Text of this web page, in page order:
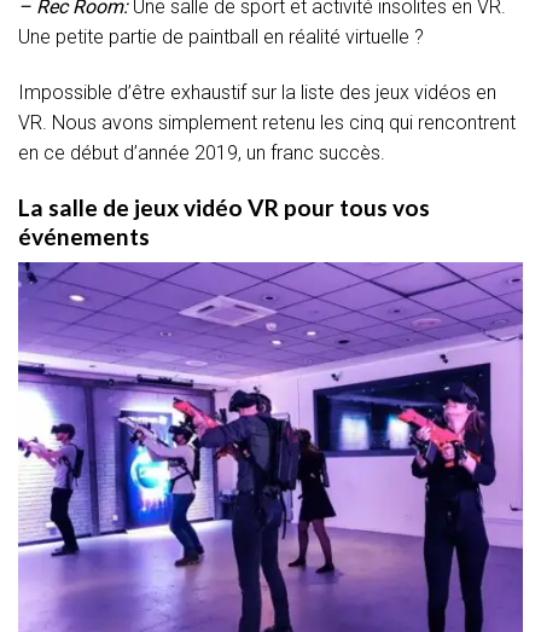
– Rec Room:Une salle de sport et activité insolites en VR.
Une petite partie de paintball en réalité virtuelle ?
Impossible d’être exhaustif sur la liste des jeux vidéos en
VR. Nous avons simplement retenu les cinq qui rencontrent
en ce début d’année 2019, un franc succès.
La salle de jeux vidéo VR pour tous vos
événements